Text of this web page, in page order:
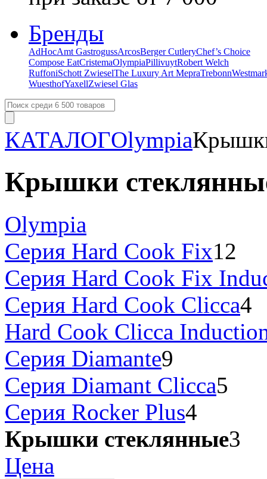
Бренды
AdHocAmt GastrogussArcosBerger CutleryChef’s Choice
Compose EatCristemaOlympiaPillivuytRobert Welch
RuffoniSchott ZwieselThe Luxury Art MepraTrebonn
WuesthofYaxellZwiesel Glas
КАТАЛОГOlympia
Крышки
Olympia
Серия Hard Cook Fix12
Серия Hard Cook Fix
Серия Hard Cook Clicca4
Hard Cook Clicca
Серия Diamante9
Серия Diamant Clicca5
Серия Rocker Plus4
Крышки стеклянные3
Цена